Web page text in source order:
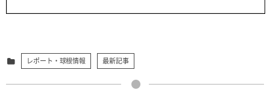
レポート・球根情報 最新記事